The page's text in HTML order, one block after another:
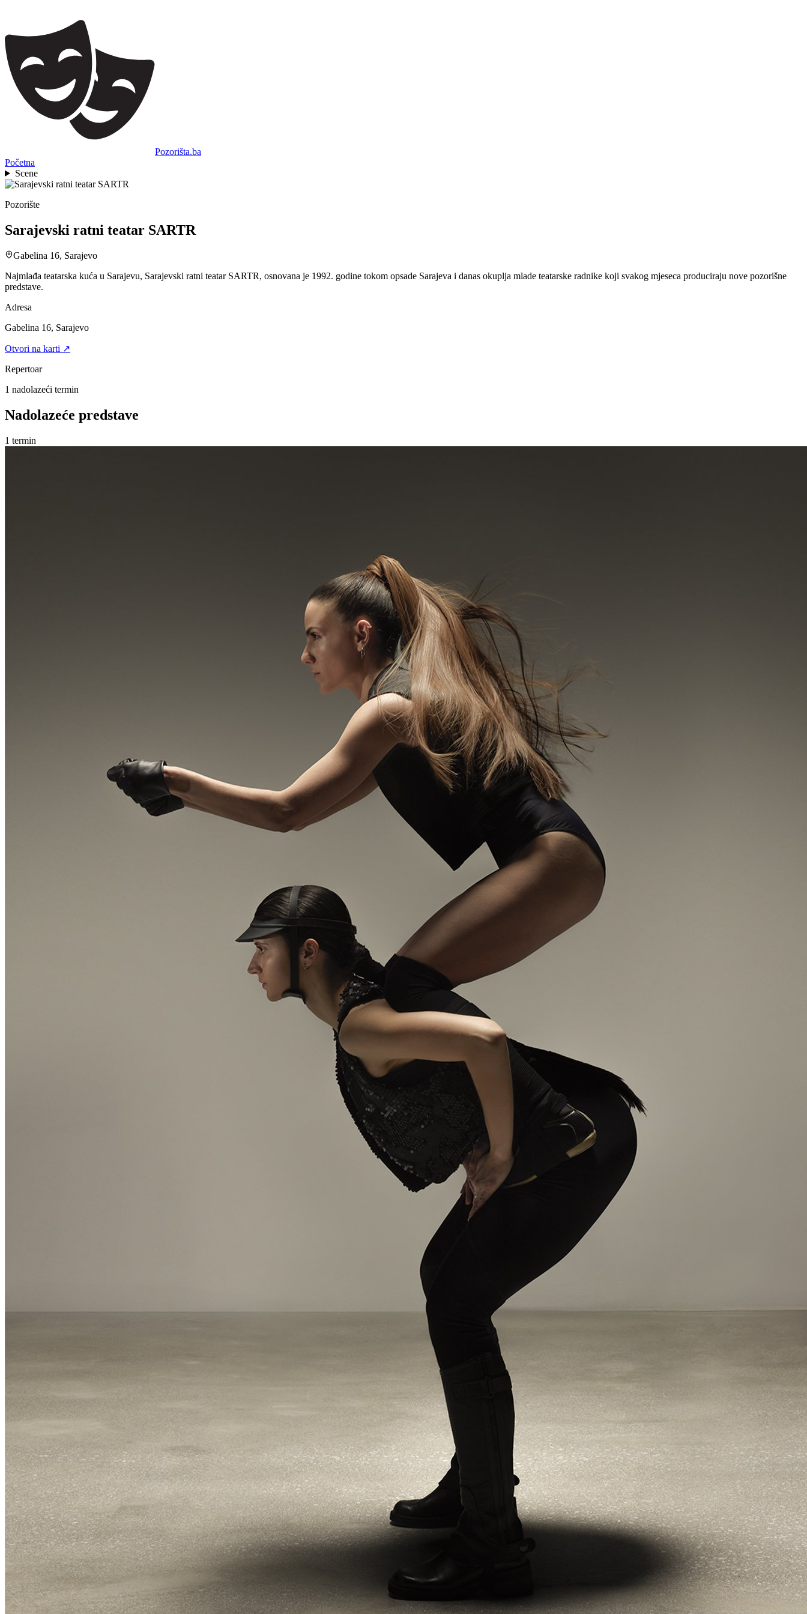
Pozorišta.ba
Početna
Scene
Pozorište
Sarajevski ratni teatar SARTR
Gabelina 16, Sarajevo
Najmlađa teatarska kuća u Sarajevu, Sarajevski ratni teatar SARTR, osnovana je 1992. godine tokom opsade Sarajeva i danas okuplja mlade teatarske radnike koji svakog mjeseca produciraju nove pozorišne
predstave.
Adresa
Gabelina 16, Sarajevo
Otvori na karti ↗
Repertoar
1 nadolazeći termin
Nadolazeće predstave
1 termin